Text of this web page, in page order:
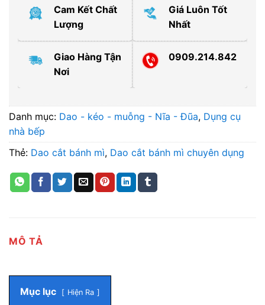
Cam Kết Chất
Lượng
Giá Luôn Tốt
Nhất
Giao Hàng Tận
Nơi
0909.214.842
Danh mục: Dao - kéo - muỗng - Nĩa - Đũa, Dụng cụ
nhà bếp
Thẻ: Dao cắt bánh mì, Dao cắt bánh mì chuyên dụng
MÔ TẢ
Mục lục Hiện Ra